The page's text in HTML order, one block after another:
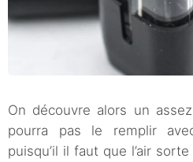
On découvre alors un
pourra pas le remplir
puisqu’il il faut que l’air